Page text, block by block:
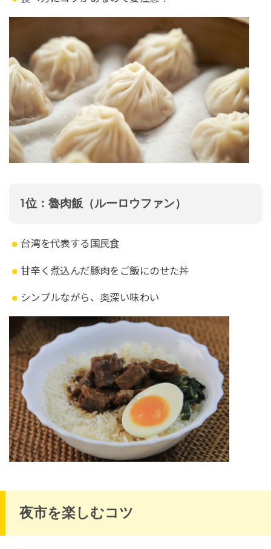
1位：魯肉飯（ルーロウファン）
台湾を代表する国民食
甘辛く煮込んだ豚肉をご飯にのせた丼
シンプルながら、奥深い味わい
夜市を楽しむコツ